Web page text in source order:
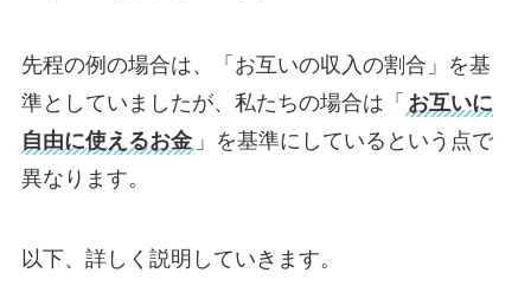
先程の例の場合は、「お互いの収入の割合」を基
準としていましたが、私たちの場合は「 お互いに
自由に使えるお金 」を基準にしているという点で
異なります。
以下、詳しく説明していきます。